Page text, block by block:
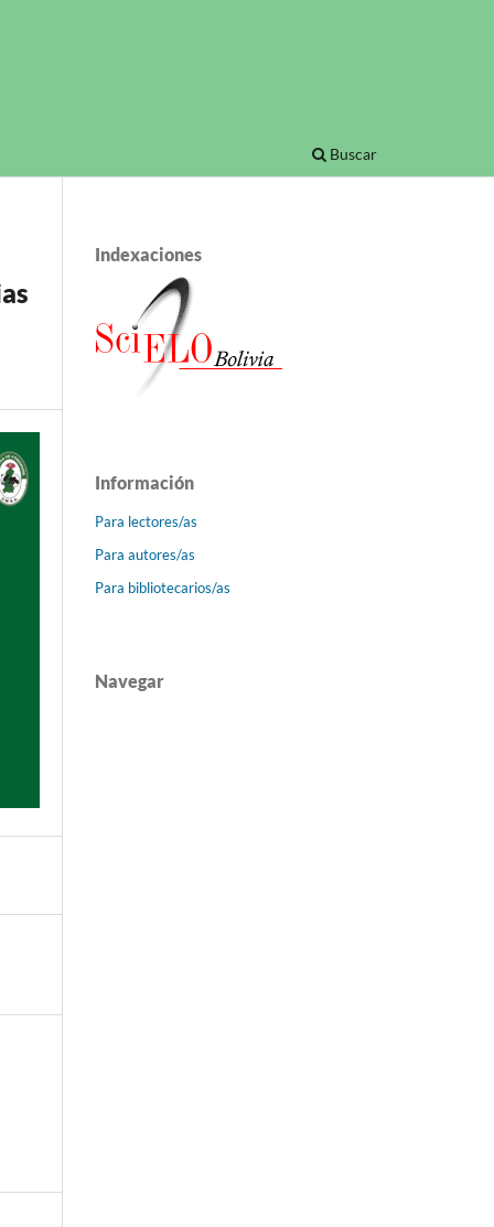
Buscar
Indexaciones
Información
Para lectores/as
Para autores/as
Para bibliotecarios/as
Navegar